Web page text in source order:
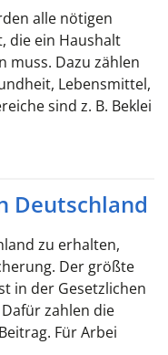
alle nötigen
die ein Haushalt
muss. Dazu zählen
Lebensmittel,
sind z. B. Beklei
Deutschland
zu erhalten,
Der größte
in der Gesetzlichen
zahlen die
Für Arbei